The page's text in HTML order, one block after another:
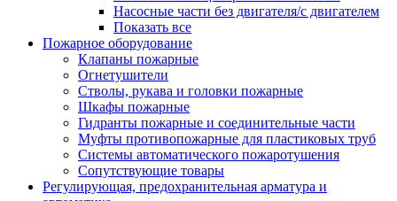
Насосные части без двигателя/с двигателем
Показать все
Пожарное оборудование
Клапаны пожарные
Огнетушители
Стволы, рукава и головки пожарные
Шкафы пожарные
Гидранты пожарные и соединительные части
Муфты противопожарные для пластиковых труб
Системы автоматического пожаротушения
Сопутствующие товары
Регулирующая, предохранительная арматура и